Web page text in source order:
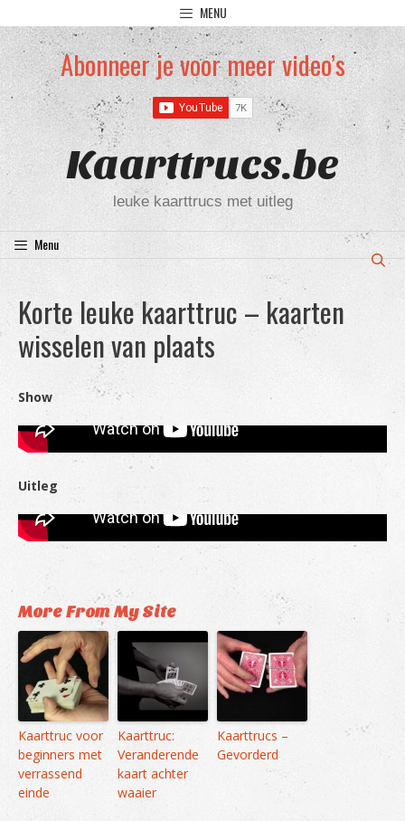
naar
de
inhoud
MENU
Abonneer je voor meer video’s
Kaarttrucs.be
leuke kaarttrucs met uitleg
Menu
Korte leuke kaarttruc – kaarten
wisselen van plaats
Show
Uitleg
More From My Site
Kaarttruc voor
beginners met
verrassend
einde
Kaarttruc:
Veranderende
kaart achter
waaier
Kaarttrucs –
Gevorderd